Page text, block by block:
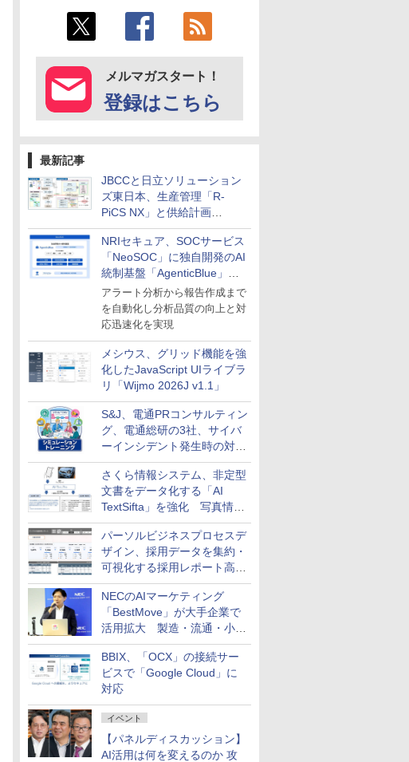
メルマガスタート！
登録はこちら
最新記事
JBCCと日立ソリューション
ズ東日本、生産管理「R-
PiCS NX」と供給計画
「scSQUARE ISP」の連携サ
ービスを提供開始
NRIセキュア、SOCサービス
「NeoSOC」に独自開発のAI
統制基盤「AgenticBlue」を
導入
アラート分析から報告作成まで
を自動化し分析品質の向上と対
応迅速化を実現
メシウス、グリッド機能を強
化したJavaScript UIライブラ
リ「Wijmo 2026J v1.1」
S&J、電通PRコンサルティン
グ、電通総研の3社、サイバ
ーインシデント発生時の対応
と危機管理広報を一体的に訓
練するプログラムを提供
さくら情報システム、非定型
文書をデータ化する「AI
TextSifta」を強化 写真情報
のデータ化などに対応
パーソルビジネスプロセスデ
ザイン、採用データを集約・
可視化する採用レポート高速
化サービスを提供
NECのAIマーケティング
「BestMove」が大手企業で
活用拡大 製造・流通・小売
企業・広告代理店などが実装
フェーズへ
BBIX、「OCX」の接続サー
ビスで「Google Cloud」に
対応
イベント
【パネルディスカッション】
AI活用は何を変えるのか 攻